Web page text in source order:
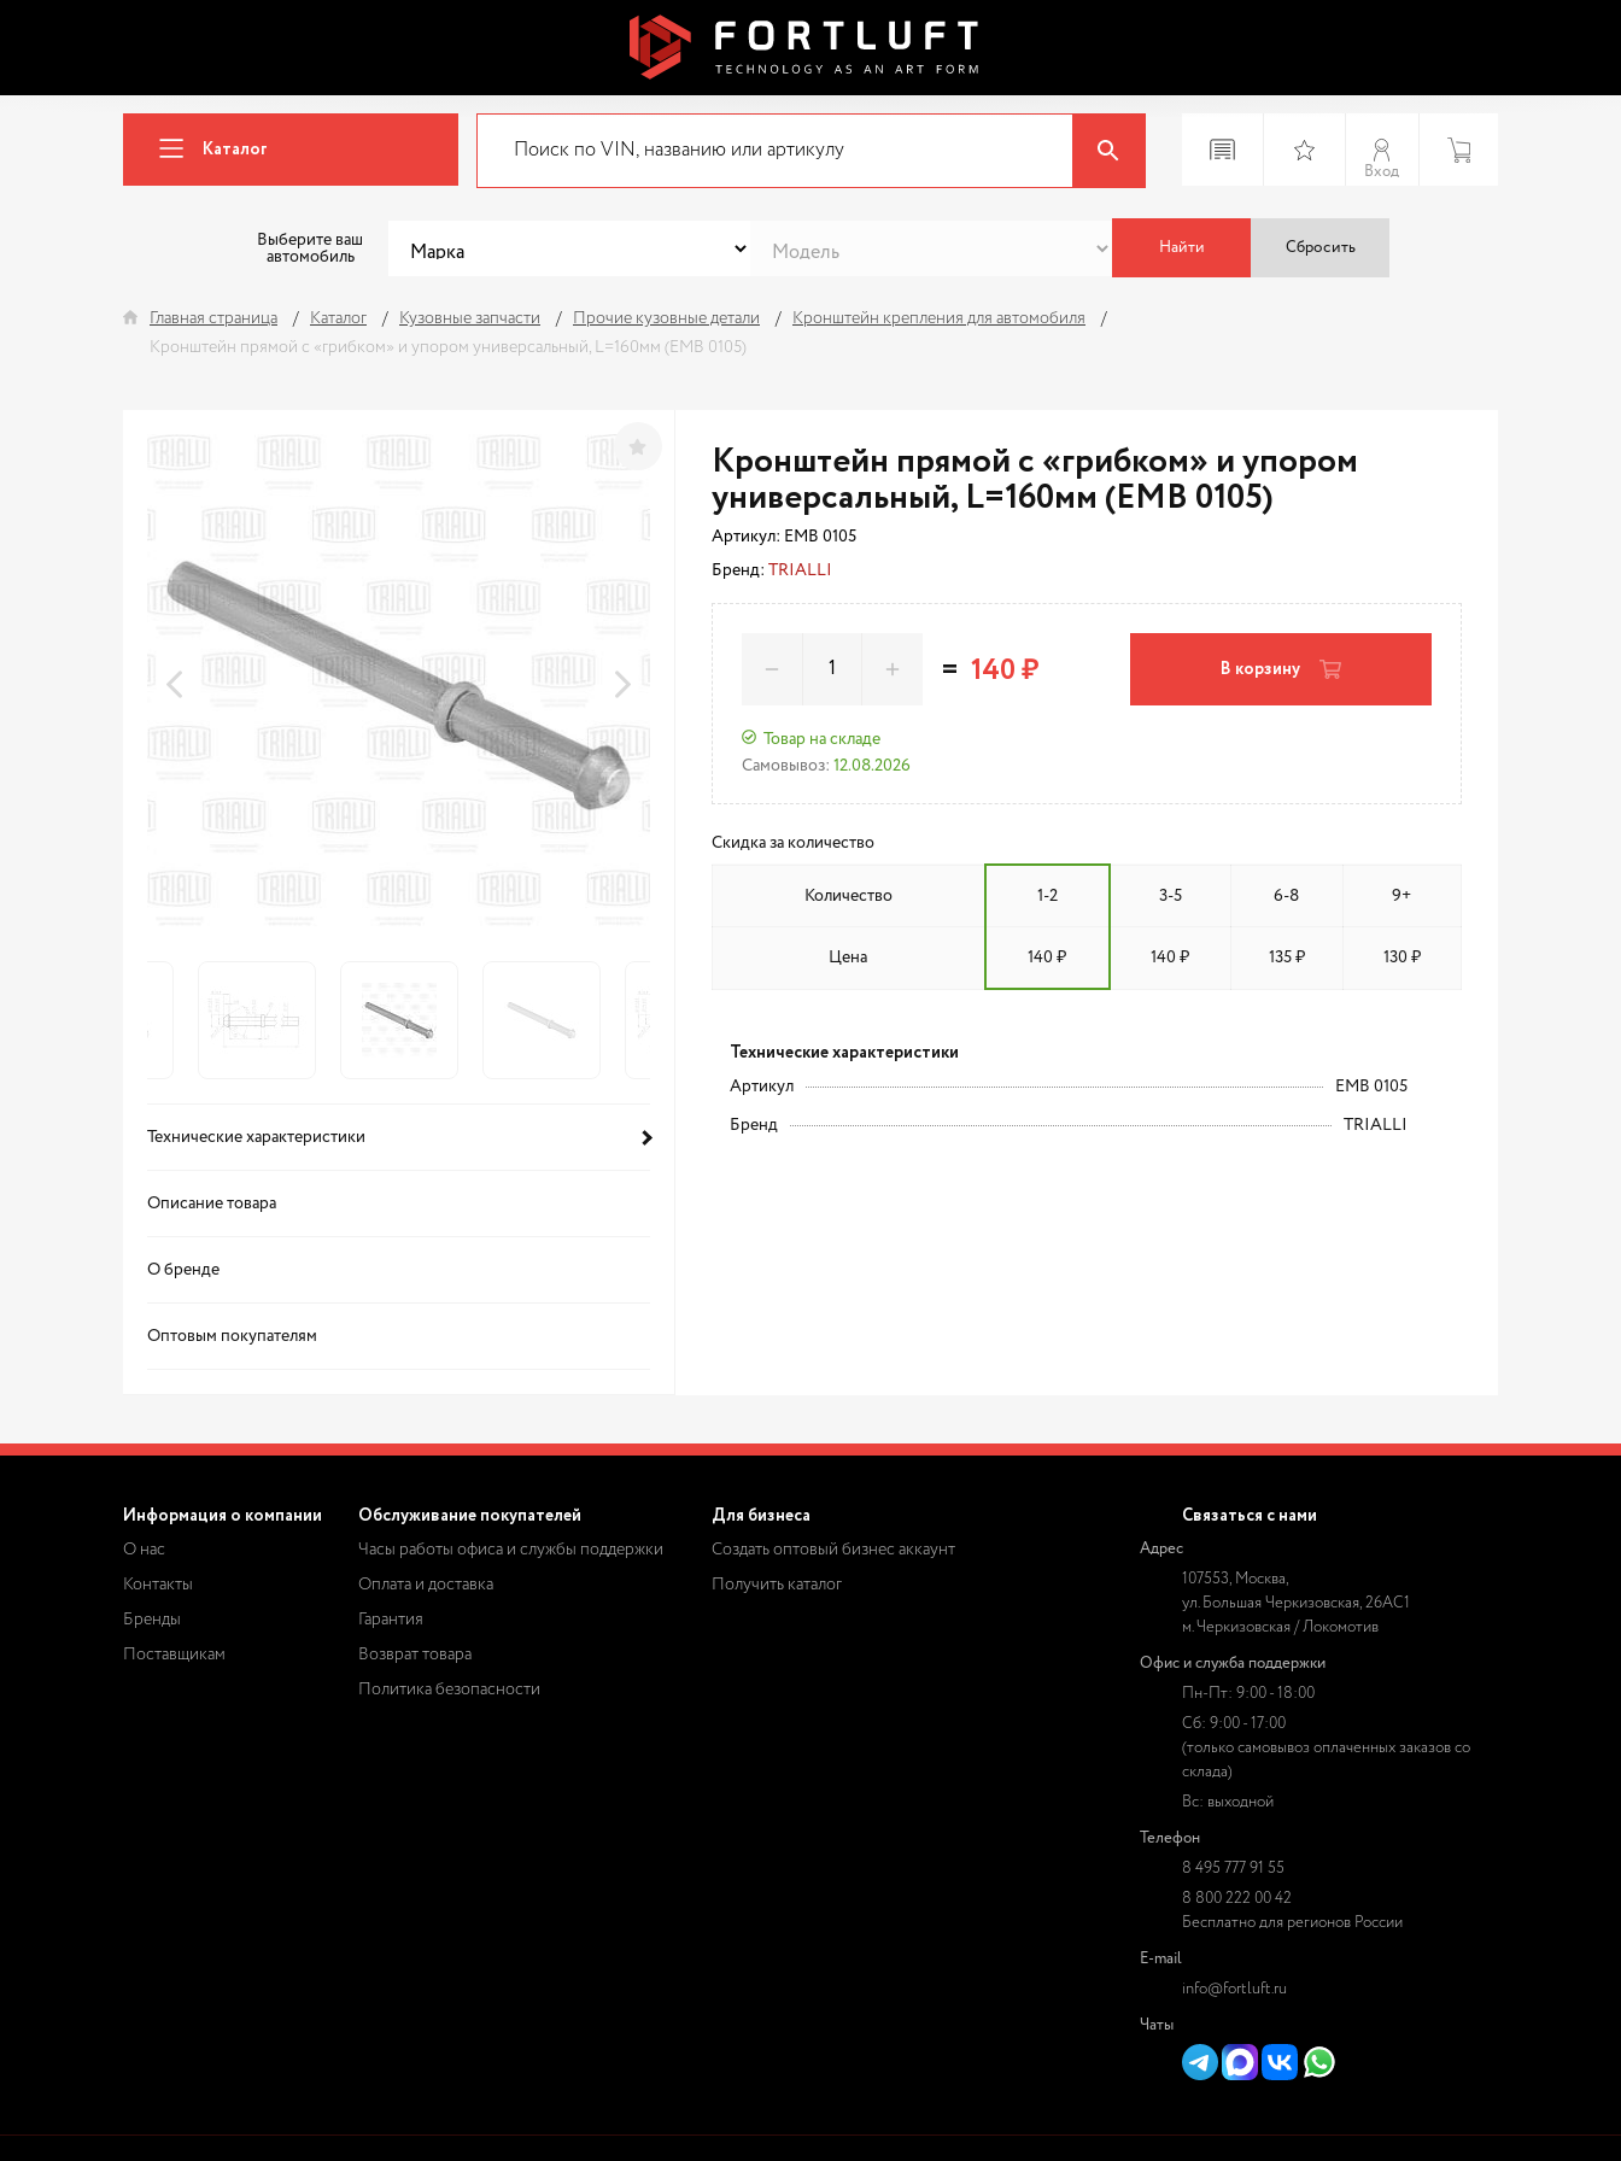
Каталог
Вход
Выберите ваш
автомобиль
Найти Сбросить
Главная страница Каталог Кузовные запчасти Прочие кузовные детали
Кронштейн крепления для автомобиля
Кронштейн прямой с «грибком» и упором универсальный, L=160мм (EMB 0105)
Технические характеристики
Описание товара
О бренде
Оптовым покупателям
Кронштейн прямой с «грибком» и упором
универсальный, L=160мм (EMB 0105)
Артикул: EMB 0105
Бренд: TRIALLI
Товар на складе
Самовывоз: 12.08.2026
= 140 ₽ В корзину
Скидка за количество
Количество 1-2 3-5 6-8 9+
Цена 140 ₽ 140 ₽ 135 ₽ 130 ₽
Технические характеристики
Артикул EMB 0105
Бренд TRIALLI
Информация о компании
О нас
Контакты
Бренды
Поставщикам
Обслуживание покупателей
Часы работы офиса и службы поддержки
Оплата и доставка
Гарантия
Возврат товара
Политика безопасности
Для бизнеса
Создать оптовый бизнес аккаунт
Получить каталог
Связаться с нами
Адрес
107553, Москва,
ул. Большая Черкизовская, 26АС1
м. Черкизовская / Локомотив
Офис и служба поддержки
Пн-Пт: 9:00 - 18:00
Сб: 9:00 - 17:00
(только самовывоз оплаченных заказов со
склада)
Вс: выходной
Телефон
8 495 777 91 55
8 800 222 00 42
Бесплатно для регионов России
E-mail
info@fortluft.ru
Чаты